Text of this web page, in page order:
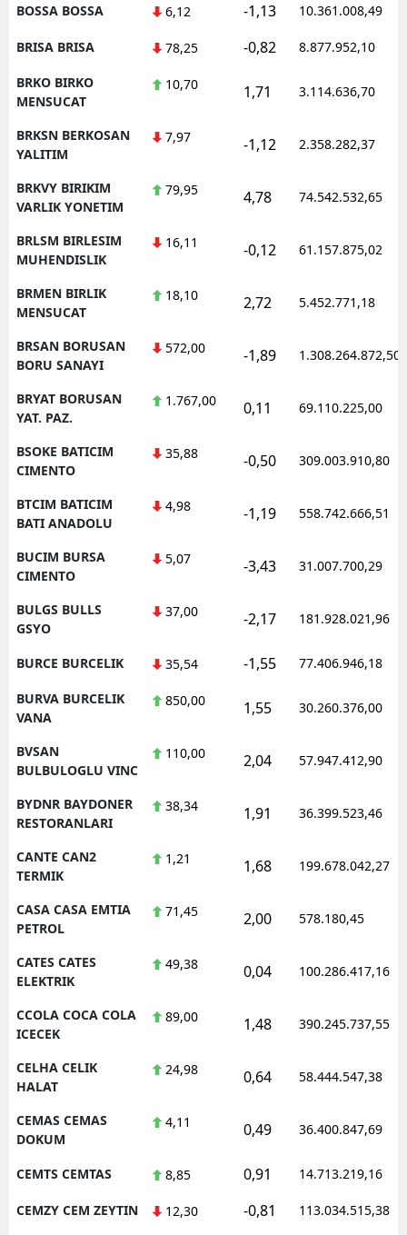
BOSSA BOSSA 6,12 -1,13 10.361.008,49
BRISA BRISA 78,25 -0,82 8.877.952,10
BRKO BIRKO
MENSUCAT
10,70 1,71 3.114.636,70
BRKSN BERKOSAN
YALITIM
7,97 -1,12 2.358.282,37
BRKVY BIRIKIM
VARLIK YONETIM
79,95 4,78 74.542.532,65
BRLSM BIRLESIM
MUHENDISLIK
16,11 -0,12 61.157.875,02
BRMEN BIRLIK
MENSUCAT
18,10 2,72 5.452.771,18
BRSAN BORUSAN
BORU SANAYI
572,00 -1,89 1.308.264.872,50
BRYAT BORUSAN
YAT. PAZ.
1.767,00 0,11 69.110.225,00
BSOKE BATICIM
CIMENTO
35,88 -0,50 309.003.910,80
BTCIM BATICIM
BATI ANADOLU
4,98 -1,19 558.742.666,51
BUCIM BURSA
CIMENTO
5,07 -3,43 31.007.700,29
BULGS BULLS
GSYO
37,00 -2,17 181.928.021,96
BURCE BURCELIK 35,54 -1,55 77.406.946,18
BURVA BURCELIK
VANA
850,00 1,55 30.260.376,00
BVSAN
BULBULOGLU VINC
110,00 2,04 57.947.412,90
BYDNR BAYDONER
RESTORANLARI
38,34 1,91 36.399.523,46
CANTE CAN2
TERMIK
1,21 1,68 199.678.042,27
CASA CASA EMTIA
PETROL
71,45 2,00 578.180,45
CATES CATES
ELEKTRIK
49,38 0,04 100.286.417,16
CCOLA COCA COLA
ICECEK
89,00 1,48 390.245.737,55
CELHA CELIK
HALAT
24,98 0,64 58.444.547,38
CEMAS CEMAS
DOKUM
4,11 0,49 36.400.847,69
CEMTS CEMTAS 8,85 0,91 14.713.219,16
CEMZY CEM ZEYTIN 12,30 -0,81 113.034.515,38